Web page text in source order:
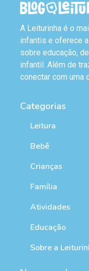
A Leiturinha é o
infantis e oferece
sobre educação,
infantil. Além de
conectar com uma
Categorias
Leitura
Bebê
Crianças
Família
Atividades
Educação
Sobre a